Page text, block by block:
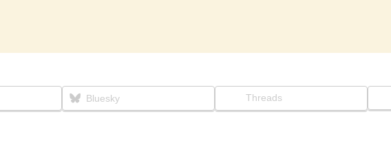
Bluesky Threads